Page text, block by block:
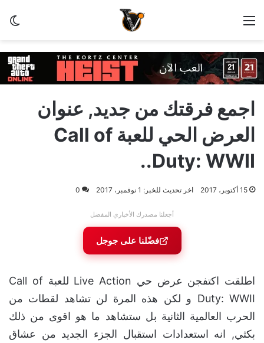
القائمة
اجمع فرقتك من جديد, عنوان
العرض الحي للعبة Call of
Duty: WWII..
15 أكتوبر، 2017 اخر تحديث للخبر: 1 نوفمبر، 2017 0
أجعلنا مصدرك الأخباري المفضل
فضّلنا على جوجل
اطلقت اكتفجن عرض حي Live Action للعبة Call of
Duty: WWII و لكن هذه المرة لن تشاهد لقطات من
الحرب العالمية الثانية بل ستشاهد ما هو اقوى من ذلك
بكثي, انه استعدادات استقبال الجزء الجديد من عشاق